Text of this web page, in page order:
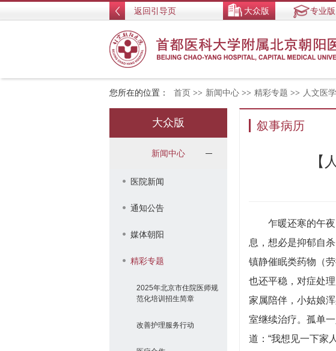
返回引导页 大众版 专业版
您所在的位置： 首页 >> 新闻中心 >> 精彩专题 >> 人文医学
大众版
新闻中心
医院新闻
通知公告
媒体朝阳
精彩专题
2025年北京市住院医师规
范化培训招生简章
改善护理服务行动
叙事病历
【
乍暖还寒的午
息，想必是抑郁自
镇静催眠类药物（
也还平稳，对症处
家属陪伴，小姑娘
室继续治疗。孤单
道：“我想见一下家